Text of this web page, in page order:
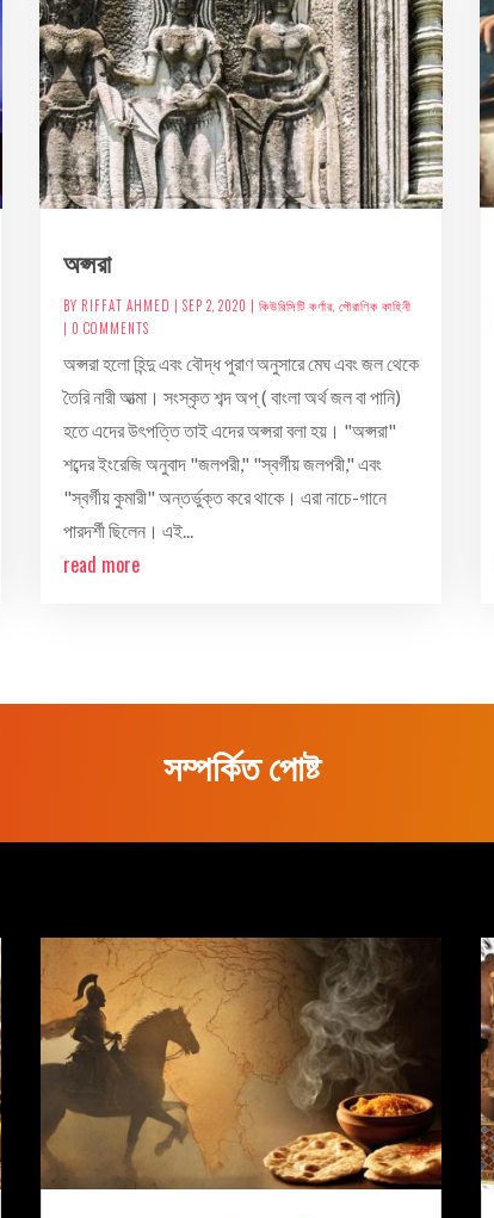
অপ্সরা
BY RIFFAT AHMED | SEP 2, 2020 | কিউরিসিটি কর্ণার, পৌরাণিক কাহিনী
| 0 COMMENTS
অপ্সরা হলো হিন্দু এবং বৌদ্ধ পুরাণ অনুসারে মেঘ এবং জল থেকে
তৈরি নারী আত্মা। সংস্কৃত শব্দ অপ্ ( বাংলা অর্থ জল বা পানি)
হতে এদের উৎপত্তি তাই এদের অপ্সরা বলা হয়। "অপ্সরা"
শব্দের ইংরেজি অনুবাদ "জলপরী," "স্বর্গীয় জলপরী," এবং
"স্বর্গীয় কুমারী" অন্তর্ভুক্ত করে থাকে। এরা নাচে-গানে
পারদর্শী ছিলেন। এই...
read more
সম্পর্কিত পোষ্ট